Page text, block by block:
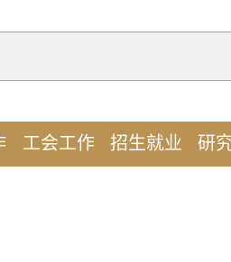
工会工作 招生就业 研